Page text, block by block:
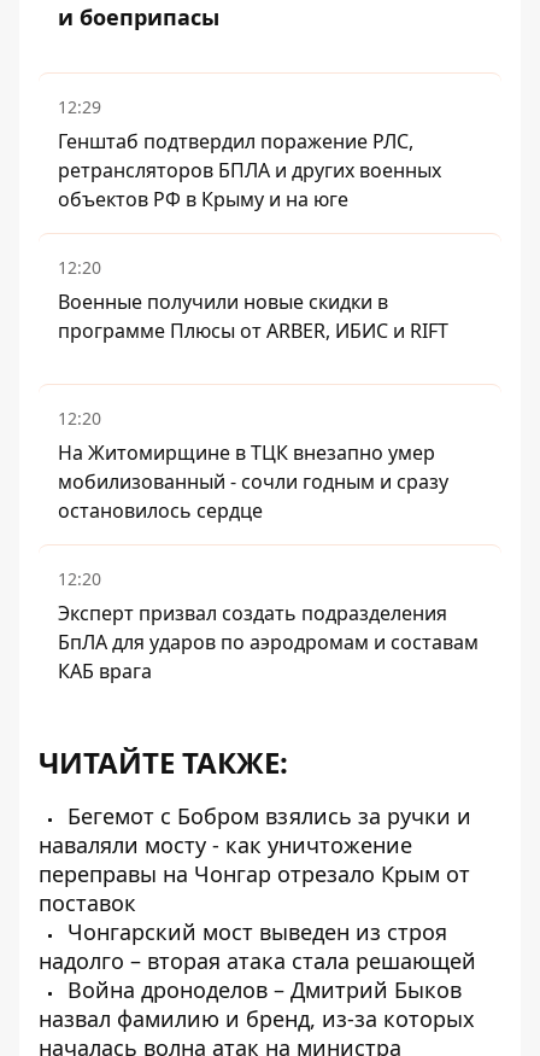
и боеприпасы
12:29
Генштаб подтвердил поражение РЛС,
ретрансляторов БПЛА и других военных
объектов РФ в Крыму и на юге
12:20
Военные получили новые скидки в
программе Плюсы от ARBER, ИБИС и RIFT
12:20
На Житомирщине в ТЦК внезапно умер
мобилизованный - сочли годным и сразу
остановилось сердце
12:20
Эксперт призвал создать подразделения
БпЛА для ударов по аэродромам и составам
КАБ врага
ЧИТАЙТЕ ТАКЖЕ:
Бегемот с Бобром взялись за ручки и
наваляли мосту - как уничтожение
переправы на Чонгар отрезало Крым от
поставок
Чонгарский мост выведен из строя
надолго – вторая атака стала решающей
Война дроноделов – Дмитрий Быков
назвал фамилию и бренд, из-за которых
началась волна атак на министра